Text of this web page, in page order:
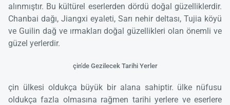
alınmıştır. Bu kültürel eserlerden dördü doğal güzelliklerdir.
Chanbai dağı, Jiangxi eyaleti, Sarı nehir deltası, Tujia köyü
ve Guilin dağ ve ırmakları doğal güzellikleri olan önemli ve
güzel yerlerdir.
çin'de Gezilecek Tarihi Yerler
çin ülkesi oldukça büyük bir alana sahiptir. ülke nüfusu
oldukça fazla olmasına rağmen tarihi yerlere ve eserlere